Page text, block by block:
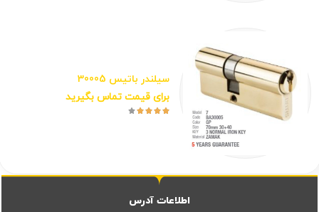
سیلندر باتیس 30005
برای قیمت تماس بگیرید





اطلاعات آدرس